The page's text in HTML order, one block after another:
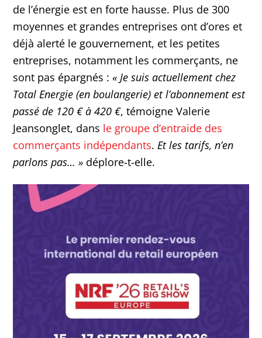
de l’énergie est en forte hausse. Plus de 300
moyennes et grandes entreprises ont d’ores et
déjà alerté le gouvernement, et les petites
entreprises, notamment les commerçants, ne
sont pas épargnés :« Je suis actuellement chez
Total Energie (en boulangerie) et l’abonnement est
passé de 120 € à 420 €, témoigne Valerie
Jeansonglet, dans le groupe d’entraide des
commerçants indépendants.Et les tarifs, n’en
parlons pas… » déplore-t-elle.